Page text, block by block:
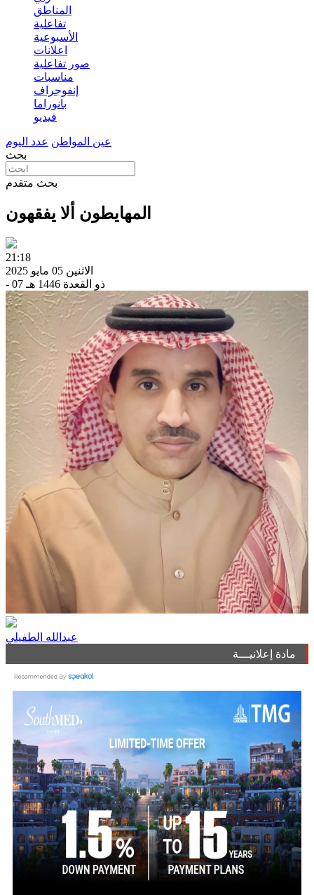
المناطق
تفاعلية
الأسبوعية
اعلانات
صور تفاعلية
مناسبات
إنفوجراف
بانوراما
فيديو
عين المواطن عدد اليوم
بحث
بحث متقدم
المهايطون ألا يفقهون
21:18
الاثنين 05 مايو 2025
- 07 ذو القعدة 1446 هـ
عبدالله الطفيلي
مادة إعلانيـــة